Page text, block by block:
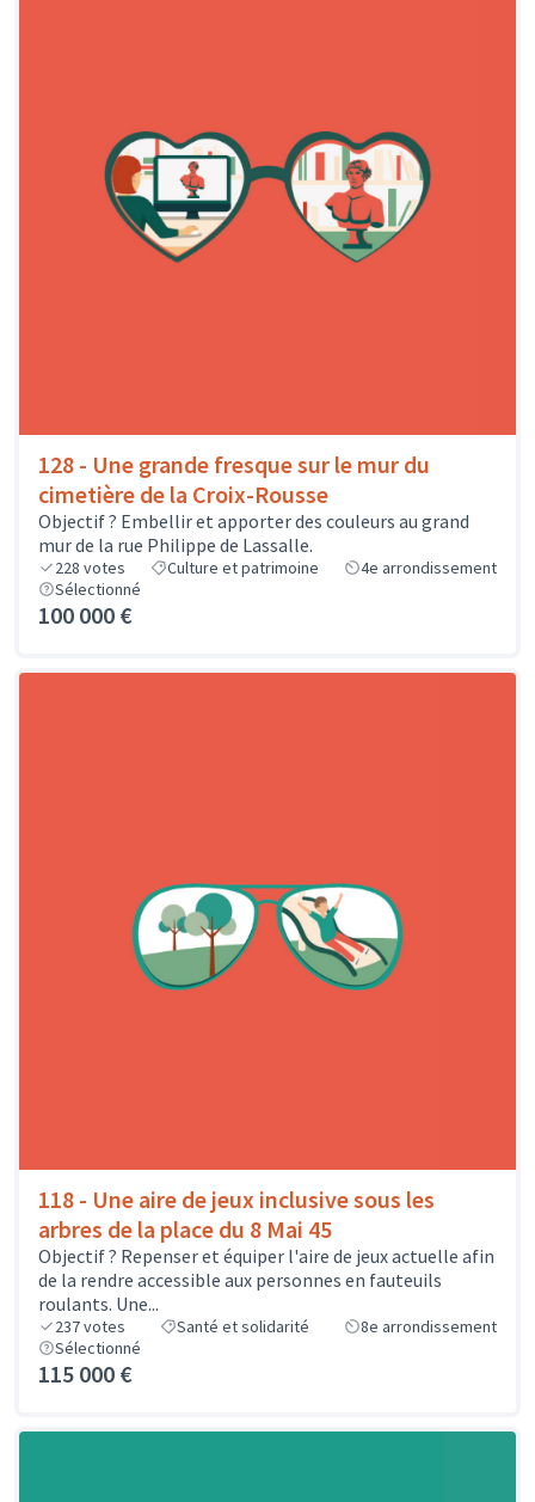
128 - Une grande fresque sur le mur du
cimetière de la Croix-Rousse
Objectif ? Embellir et apporter des couleurs au grand
mur de la rue Philippe de Lassalle.
228 votes Culture et patrimoine
4e arrondissement
Sélectionné
100 000 €
118 - Une aire de jeux inclusive sous les
arbres de la place du 8 Mai 45
Objectif ? Repenser et équiper l'aire de jeux actuelle afin
de la rendre accessible aux personnes en fauteuils
roulants. Une...
237votes Santé et solidarité
8e arrondissement
Sélectionné
115 000 €